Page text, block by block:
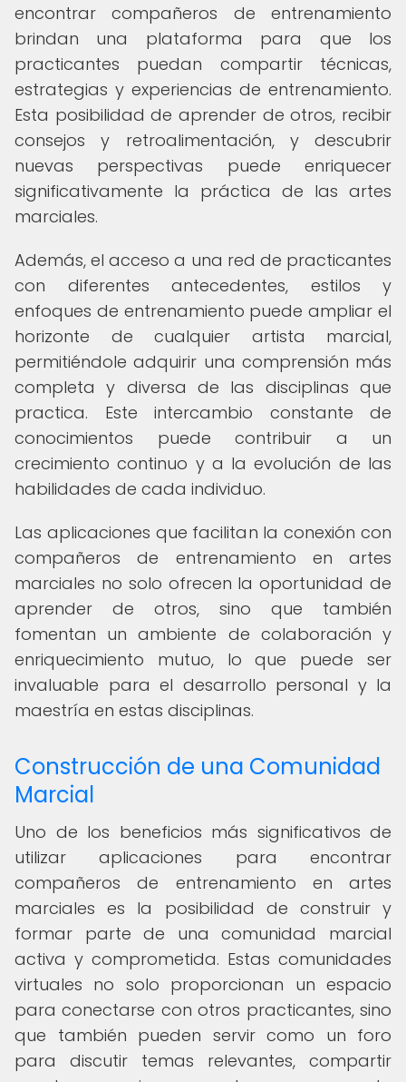
encontrar compañeros de entrenamiento
brindan una plataforma para que los
practicantes puedan compartir técnicas,
estrategias y experiencias de entrenamiento.
Esta posibilidad de aprender de otros, recibir
consejos y retroalimentación, y descubrir
nuevas perspectivas puede enriquecer
significativamente la práctica de las artes
marciales.
Además, el acceso a una red de practicantes
con diferentes antecedentes, estilos y
enfoques de entrenamiento puede ampliar el
horizonte de cualquier artista marcial,
permitiéndole adquirir una comprensión más
completa y diversa de las disciplinas que
practica. Este intercambio constante de
conocimientos puede contribuir a un
crecimiento continuo y a la evolución de las
habilidades de cada individuo.
Las aplicaciones que facilitan la conexión con
compañeros de entrenamiento en artes
marciales no solo ofrecen la oportunidad de
aprender de otros, sino que también
fomentan un ambiente de colaboración y
enriquecimiento mutuo, lo que puede ser
invaluable para el desarrollo personal y la
maestría en estas disciplinas.
Construcción de una Comunidad
Marcial
Uno de los beneficios más significativos de
utilizar aplicaciones para encontrar
compañeros de entrenamiento en artes
marciales es la posibilidad de construir y
formar parte de una comunidad marcial
activa y comprometida. Estas comunidades
virtuales no solo proporcionan un espacio
para conectarse con otros practicantes, sino
que también pueden servir como un foro
para discutir temas relevantes, compartir